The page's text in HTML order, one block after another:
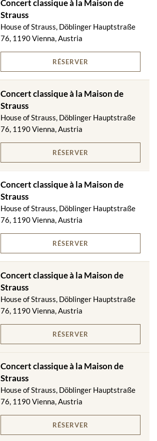
Concert classique à la Maison de
Strauss
House of Strauss, Döblinger Hauptstraße
76, 1190 Vienna, Austria
RÉSERVER
Concert classique à la Maison de
Strauss
House of Strauss, Döblinger Hauptstraße
76, 1190 Vienna, Austria
RÉSERVER
Concert classique à la Maison de
Strauss
House of Strauss, Döblinger Hauptstraße
76, 1190 Vienna, Austria
RÉSERVER
Concert classique à la Maison de
Strauss
House of Strauss, Döblinger Hauptstraße
76, 1190 Vienna, Austria
RÉSERVER
Concert classique à la Maison de
Strauss
House of Strauss, Döblinger Hauptstraße
76, 1190 Vienna, Austria
RÉSERVER